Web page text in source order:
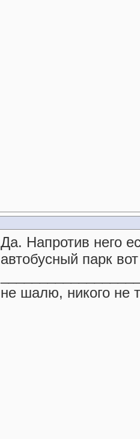
Да. Напротив него
автобусный парк
не шалю, никого не